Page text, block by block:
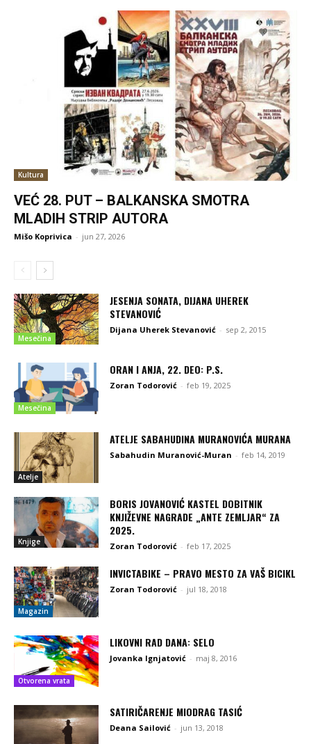
Kultura
VEĆ 28. PUT – BALKANSKA SMOTRA
MLADIH STRIP AUTORA
Mišo Koprivica - jun 27, 2026
Mesečina
JESENJA SONATA, DIJANA UHEREK
STEVANOVIĆ
Dijana Uherek Stevanović - sep 2, 2015
Mesečina
ORAN I ANJA, 22. DEO: P.S.
Zoran Todorović - feb 19, 2025
Atelje
ATELJE SABAHUDINA MURANOVIĆA MURANA
Sabahudin Muranović-Muran - feb 14, 2019
Knjige
BORIS JOVANOVIĆ KASTEL DOBITNIK
KNJIŽEVNE NAGRADE „ANTE ZEMLJAR“ ZA
2025.
Zoran Todorović - feb 17, 2025
Magazin
INVICTABIKE – PRAVO MESTO ZA VAŠ BICIKL
Zoran Todorović - jul 18, 2018
Otvorena vrata
LIKOVNI RAD DANA: SELO
Jovanka Ignjatović - maj 8, 2016
SATIRIČARENJE MIODRAG TASIĆ
Deana Sailović - jun 13, 2018